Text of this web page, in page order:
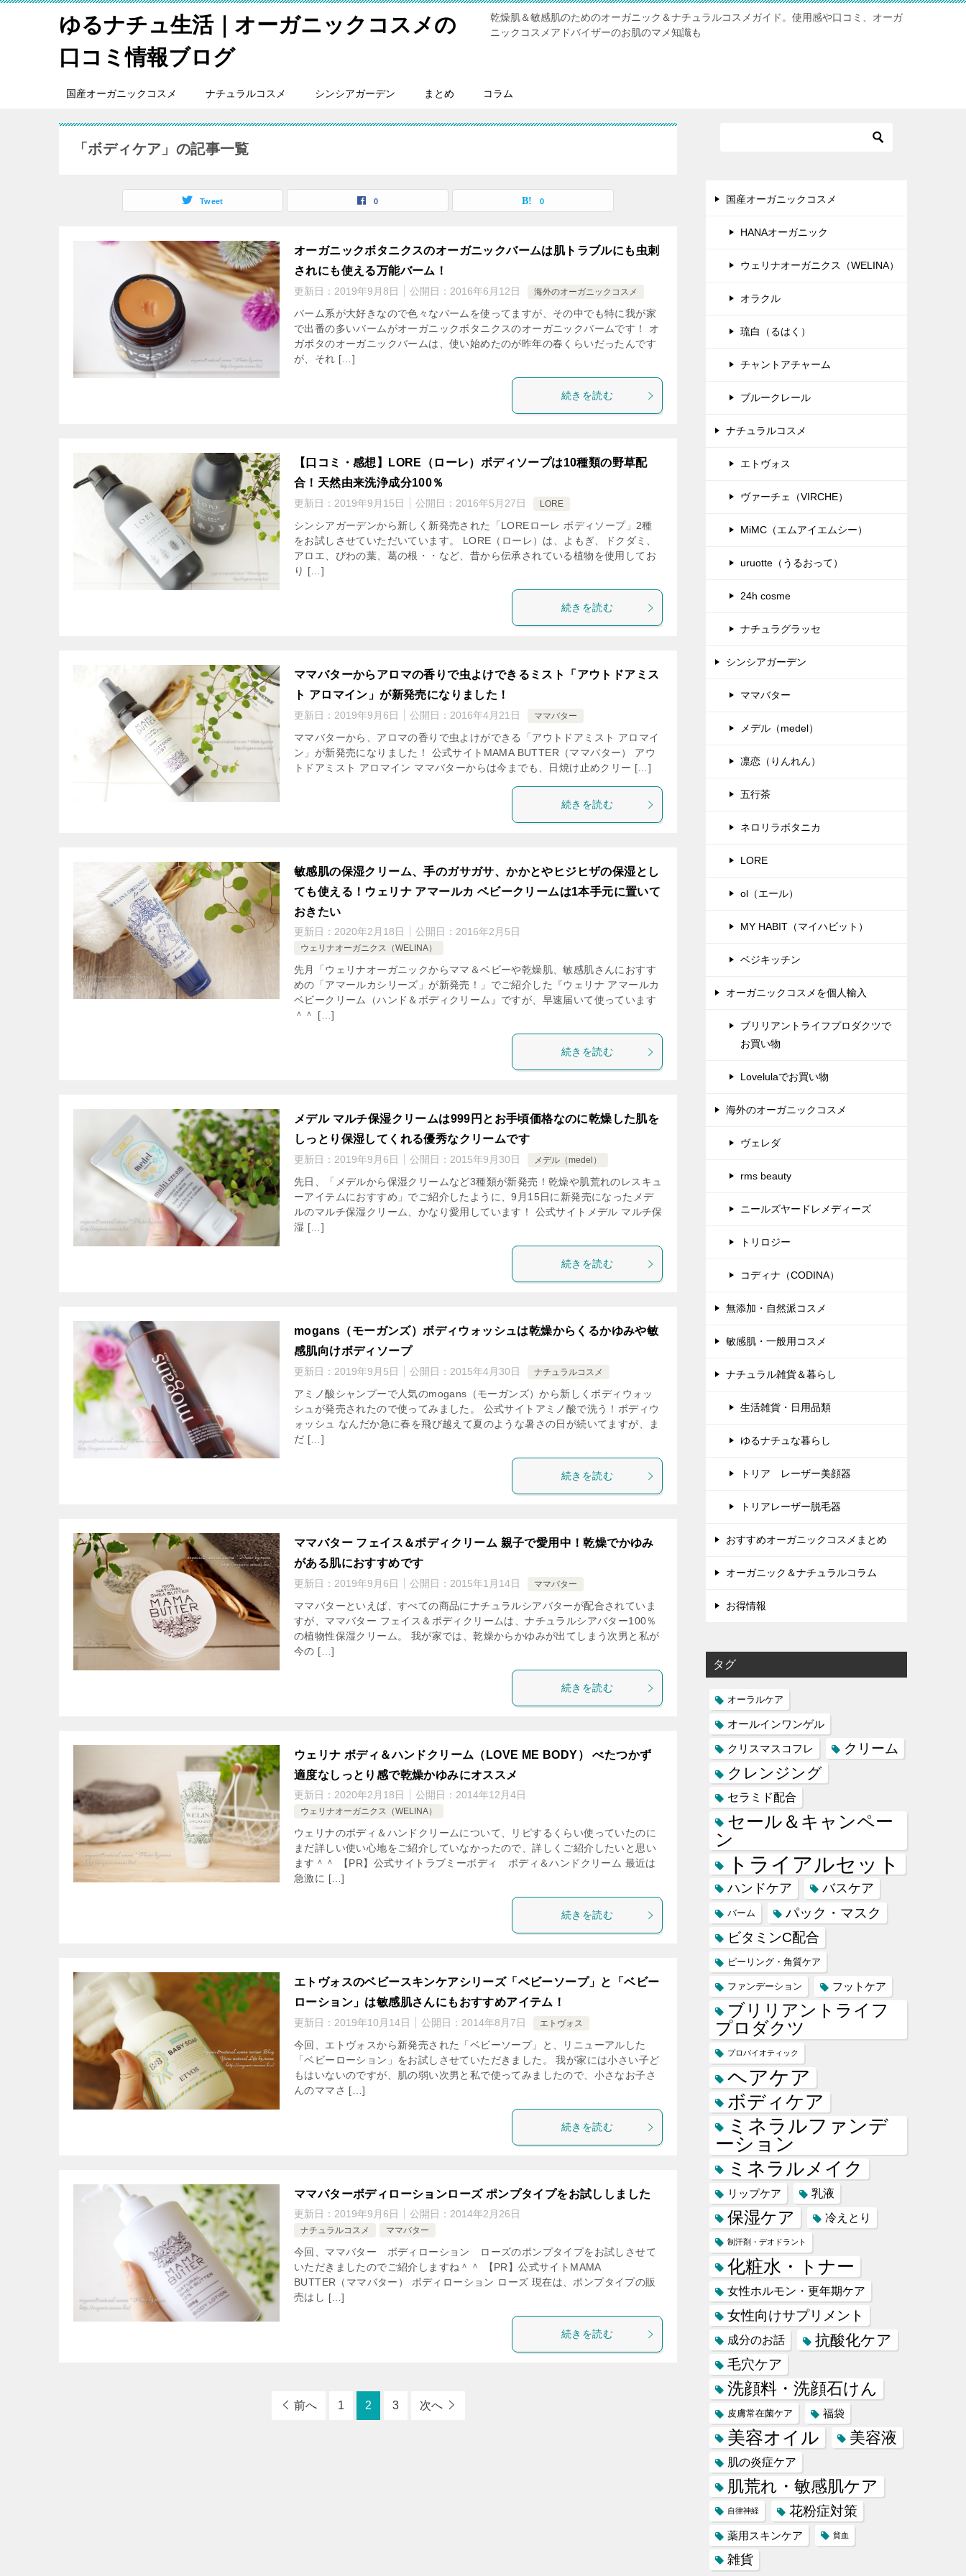
ゆるナチュ生活｜オーガニックコスメの
口コミ情報ブログ
乾燥肌＆敏感肌のためのオーガニック＆ナチュラルコスメガイド。使用感や口コミ、オーガ
ニックコスメアドバイザーのお肌のマメ知識も
国産オーガニックコスメ ナチュラルコスメ シンシアガーデン まとめ コラム
「ボディケア」の記事一覧
Tweet 0 0
オーガニックボタニクスのオーガニックバームは肌トラブルにも虫刺
されにも使える万能バーム！
更新日： 2019年9月8日 公開日： 2016年6月12日 海外のオーガニックコスメ
バーム系が大好きなので色々なバームを使ってますが、その中でも特に我が家
で出番の多いバームがオーガニックボタニクスのオーガニックバームです！ オ
ガボタのオーガニックバームは、使い始めたのが昨年の春くらいだったんです
が、それ […]
続きを読む
【口コミ・感想】LORE（ローレ）ボディソープは10種類の野草配
合！天然由来洗浄成分100％
更新日： 2019年9月15日 公開日： 2016年5月27日 LORE
シンシアガーデンから新しく新発売された「LOREローレ ボディソープ」2種
をお試しさせていただいています。 LORE（ローレ）は、よもぎ、ドクダミ、
アロエ、びわの葉、葛の根・・など、昔から伝承されている植物を使用してお
り […]
続きを読む
ママバターからアロマの香りで虫よけできるミスト「アウトドアミス
ト アロマイン」が新発売になりました！
更新日： 2019年9月6日 公開日： 2016年4月21日 ママバター
ママバターから、アロマの香りで虫よけができる「アウトドアミスト アロマイ
ン」が新発売になりました！ 公式サイトMAMA BUTTER（ママバター） アウ
トドアミスト アロマイン ママバターからは今までも、日焼け止めクリー […]
続きを読む
敏感肌の保湿クリーム、手のガサガサ、かかとやヒジヒザの保湿とし
ても使える！ウェリナ アマールカ ベビークリームは1本手元に置いて
おきたい
更新日： 2020年2月18日 公開日： 2016年2月5日
ウェリナオーガニクス（WELINA）
先月「ウェリナオーガニックからママ＆ベビーや乾燥肌、敏感肌さんにおすす
めの「アマールカシリーズ」が新発売！」でご紹介した『ウェリナ アマールカ
ベビークリーム（ハンド＆ボディクリーム』ですが、早速届いて使っています
＾＾ […]
続きを読む
メデル マルチ保湿クリームは999円とお手頃価格なのに乾燥した肌を
しっとり保湿してくれる優秀なクリームです
更新日： 2019年9月6日 公開日： 2015年9月30日 メデル（medel）
先日、「メデルから保湿クリームなど3種類が新発売！乾燥や肌荒れのレスキュ
ーアイテムにおすすめ」でご紹介したように、9月15日に新発売になったメデ
ルのマルチ保湿クリーム、かなり愛用しています！ 公式サイトメデル マルチ保
湿 […]
続きを読む
mogans（モーガンズ）ボディウォッシュは乾燥からくるかゆみや敏
感肌向けボディソープ
更新日： 2019年9月5日 公開日： 2015年4月30日 ナチュラルコスメ
アミノ酸シャンプーで人気のmogans（モーガンズ）から新しくボディウォッ
シュが発売されたので使ってみました。 公式サイトアミノ酸で洗う！ボディウ
ォッシュ なんだか急に春を飛び越えて夏のような暑さの日が続いてますが、ま
だ […]
続きを読む
ママバター フェイス＆ボディクリーム 親子で愛用中！乾燥でかゆみ
がある肌におすすめです
更新日： 2019年9月6日 公開日： 2015年1月14日 ママバター
ママバターといえば、すべての商品にナチュラルシアバターが配合されていま
すが、ママバター フェイス＆ボディクリームは、ナチュラルシアバター100％
の植物性保湿クリーム。 我が家では、乾燥からかゆみが出てしまう次男と私が
今の […]
続きを読む
ウェリナ ボディ＆ハンドクリーム（LOVE ME BODY） べたつかず
適度なしっとり感で乾燥かゆみにオススメ
更新日： 2020年2月18日 公開日： 2014年12月4日
ウェリナオーガニクス（WELINA）
ウェリナのボディ＆ハンドクリームについて、リピするくらい使っていたのに
まだ詳しい使い心地をご紹介していなかったので、詳しくご紹介したいと思い
ます＾＾ 【PR】公式サイトラブミーボディ ボディ＆ハンドクリーム 最近は
急激に […]
続きを読む
エトヴォスのベビースキンケアシリーズ「ベビーソープ」と「ベビー
ローション」は敏感肌さんにもおすすめアイテム！
更新日： 2019年10月14日 公開日： 2014年8月7日 エトヴォス
今回、エトヴォスから新発売された「ベビーソープ」と、リニューアルした
「ベビーローション」をお試しさせていただきました。 我が家には小さい子ど
もはいないのですが、肌の弱い次男と私で使ってみましたので、小さなお子さ
んのママさ […]
続きを読む
ママバターボディローションローズ ポンプタイプをお試ししました
更新日： 2019年9月6日 公開日： 2014年2月26日
ナチュラルコスメ ママバター
今回、ママバター ボディローション ローズのポンプタイプをお試しさせて
いただきましたのでご紹介しますね＾＾ 【PR】公式サイトMAMA
BUTTER（ママバター） ボディローション ローズ 現在は、ポンプタイプの販
売はし […]
続きを読む
前へ 1 2 3 次へ
国産オーガニックコスメ
HANAオーガニック
ウェリナオーガニクス（WELINA）
オラクル
琉白（るはく）
チャントアチャーム
ブルークレール
ナチュラルコスメ
エトヴォス
ヴァーチェ（VIRCHE）
MiMC（エムアイエムシー）
uruotte（うるおって）
24h cosme
ナチュラグラッセ
シンシアガーデン
ママバター
メデル（medel）
凛恋（りんれん）
五行茶
ネロリラボタニカ
LORE
ol（エール）
MY HABIT（マイハビット）
ベジキッチン
オーガニックコスメを個人輸入
ブリリアントライフプロダクツで
お買い物
Lovelulaでお買い物
海外のオーガニックコスメ
ヴェレダ
rms beauty
ニールズヤードレメディーズ
トリロジー
コディナ（CODINA）
無添加・自然派コスメ
敏感肌・一般用コスメ
ナチュラル雑貨＆暮らし
生活雑貨・日用品類
ゆるナチュな暮らし
トリア レーザー美顔器
トリアレーザー脱毛器
おすすめオーガニックコスメまとめ
オーガニック＆ナチュラルコラム
お得情報
タグ
オーラルケア
オールインワンゲル
クリスマスコフレ
クリーム
クレンジング
セラミド配合
セール＆キャンペー
ン
トライアルセット
ハンドケア バスケア
バーム
パック・マスク
ビタミンC配合
ピーリング・角質ケア
ファンデーション フットケア
ブリリアントライフ
プロダクツ
プロバイオティック
ヘアケア
ボディケア
ミネラルファンデ
ーション
ミネラルメイク
リップケア 乳液
保湿ケア 冷えとり
制汗剤・デオドラント
化粧水・トナー
女性ホルモン・更年期ケア
女性向けサプリメント
成分のお話 抗酸化ケア
毛穴ケア
洗顔料・洗顔石けん
皮膚常在菌ケア 福袋
美容オイル 美容液
肌の炎症ケア
肌荒れ・敏感肌ケア
自律神経 花粉症対策
薬用スキンケア 貧血
雑貨